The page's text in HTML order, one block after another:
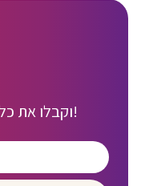
וקבלו את כל הדילים החמים ישר למייל!